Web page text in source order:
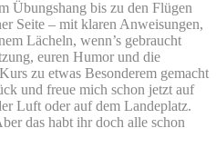
Übungshang bis zu den Flügen
Seite – mit klaren Anweisungen,
Lächeln, wenn’s gebraucht
euren Humor und die
zu etwas Besonderem gemacht
und freue mich schon jetzt auf
Luft oder auf dem Landeplatz.
das habt ihr doch alle schon